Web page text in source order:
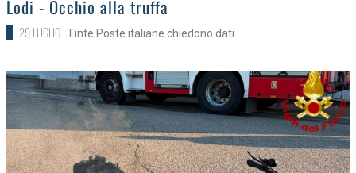
Lodi - Occhio alla truffa
29 LUGLIO Finte Poste italiane chiedono dati